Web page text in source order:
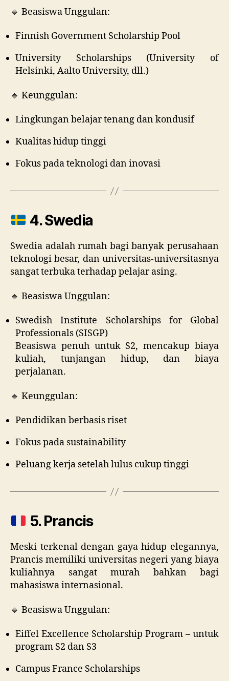
🔹 Beasiswa Unggulan:
Finnish Government Scholarship Pool
University Scholarships (University of
Helsinki, Aalto University, dll.)
🔹 Keunggulan:
Lingkungan belajar tenang dan kondusif
Kualitas hidup tinggi
Fokus pada teknologi dan inovasi
4. Swedia
Swedia adalah rumah bagi banyak perusahaan
teknologi besar, dan universitas-universitasnya
sangat terbuka terhadap pelajar asing.
🔹 Beasiswa Unggulan:
Swedish Institute Scholarships for Global
Professionals (SISGP)
Beasiswa penuh untuk S2, mencakup biaya
kuliah, tunjangan hidup, dan biaya
perjalanan.
🔹 Keunggulan:
Pendidikan berbasis riset
Fokus pada sustainability
Peluang kerja setelah lulus cukup tinggi
5. Prancis
Meski terkenal dengan gaya hidup elegannya,
Prancis memiliki universitas negeri yang biaya
kuliahnya sangat murah bahkan bagi
mahasiswa internasional.
🔹 Beasiswa Unggulan:
Eiffel Excellence Scholarship Program – untuk
program S2 dan S3
Campus France Scholarships